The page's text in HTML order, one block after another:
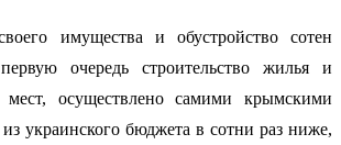
имущества и обустройство сотен
очередь строительство жилья и
мест, осуществлено самими крымскими
украинского бюджета в сотни раз ниже,